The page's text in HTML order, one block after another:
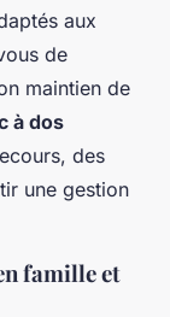
aux
de
maintien de
à dos
des
une gestion
famille et